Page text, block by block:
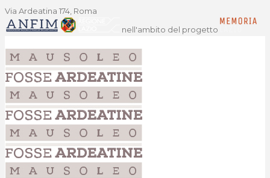
Via Ardeatina 174, Roma
nell'ambito del progetto